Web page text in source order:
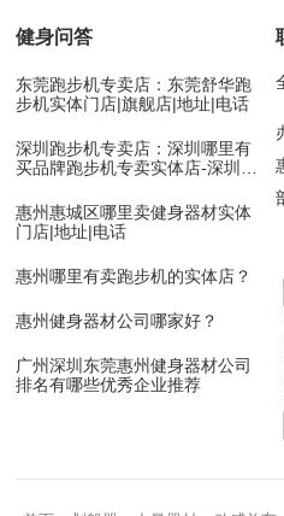
健身问答
东莞跑步机专卖店：东莞舒华跑
步机实体门店|旗舰店|地址|电话
深圳跑步机专卖店：深圳哪里有
买品牌跑步机专卖实体店-深圳舒
惠州惠城区哪里卖健身器材实体
门店|地址|电话
惠州哪里有卖跑步机的实体店？
惠州健身器材公司哪家好？
广州深圳东莞惠州健身器材公司
排名有哪些优秀企业推荐